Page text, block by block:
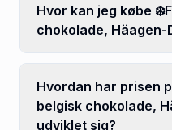
Hvor kan jeg købe
chokolade, Häagen-
Hvordan har prisen
belgisk chokolade,
udviklet sig?